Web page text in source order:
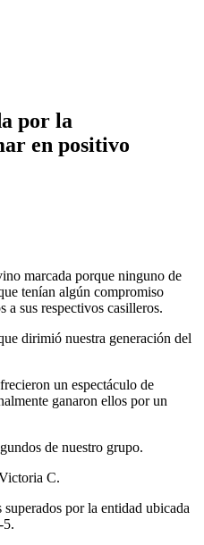
por la
en positivo
marcada porque ninguno de
tenían algún compromiso
sus respectivos casilleros.
dirimió nuestra generación del
un espectáculo de
ganaron ellos por un
de nuestro grupo.
C.
por la entidad ubicada
5.